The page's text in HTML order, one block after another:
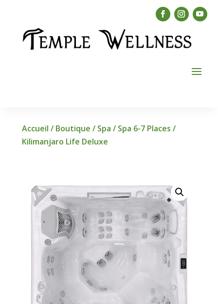
Accueil / Boutique / Spa / Spa 6-7 Places /
Kilimanjaro Life Deluxe